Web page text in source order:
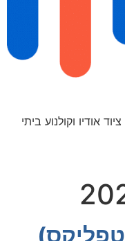
אודיו וקולנוע ביתי